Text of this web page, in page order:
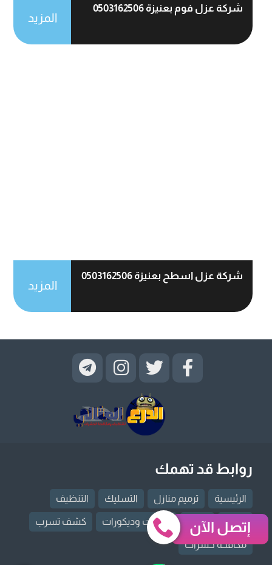
شركة عزل فوم بعنيزة 0503162506
المزيد
شركة عزل اسطح بعنيزة 0503162506
المزيد
روابط قد تهمك
الرئيسية ترميم منازل التسليك التنظيف
العزل النقل دهانات وديكورات كشف تسرب
مكافحة حشرات
إتصل الآن